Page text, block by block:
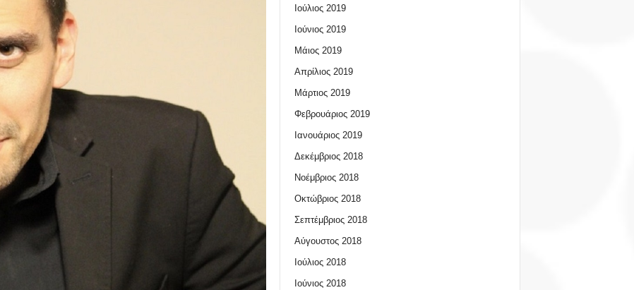
Ιούλιος 2019
Ιούνιος 2019
Μάιος 2019
Απρίλιος 2019
Μάρτιος 2019
Φεβρουάριος 2019
Ιανουάριος 2019
Δεκέμβριος 2018
Νοέμβριος 2018
Οκτώβριος 2018
Σεπτέμβριος 2018
Αύγουστος 2018
Ιούλιος 2018
Ιούνιος 2018